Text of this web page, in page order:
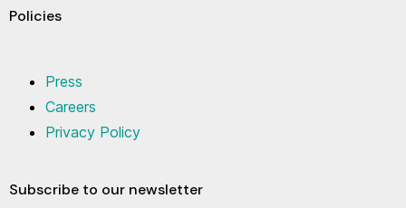
Policies
Press
Careers
Privacy Policy
Subscribe to our newsletter